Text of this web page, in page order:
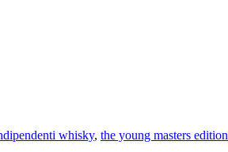
whisky, the young masters edition